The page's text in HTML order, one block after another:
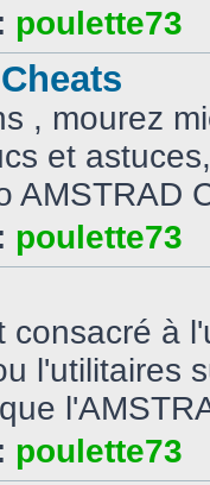
poulette73
, mourez
et
AMSTRAD
poulette73
consacré à
l'utilitaires
poulette73